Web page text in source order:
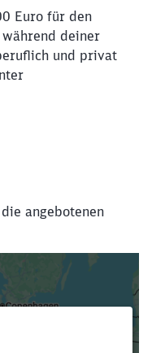
Euro für den
während deiner
und privat
angebotenen